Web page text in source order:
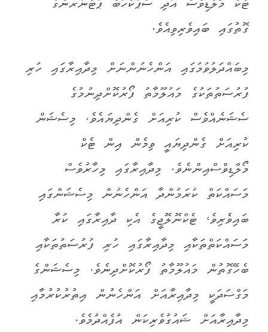
ޓެކް މޯލްޑިވްސް އަދި ސްޕާކްހަބް ޕާޓްނަރުންގެ
ގޮތުގައި ބައިވެރިވިއެވެ.
މިބައްދަލުވުމުގައި އަންހެނުންނަށް މިދާއިރާގައި ހުރި
ފުރުސަތުތަކުގެ މައުލޫމާތު ފޯރުކޮށްދިނުމުގެ
ސެޝަނެއްވެސް ކުރިއަށް ގެންދިޔައެވެ. މިސެޝަން
ކުރިއަށް ގެންދިޔައީ ވިމެން އިން ޓެކް
މޯލްޑިވްސްއިންނެވެ. މިދާއިރާގައި މިހާރުވެސް
މަސައްކަތް ކުރަމުންދާ އަންހެނުން މިސެޝަންގައި
ބައިވެރިވެ، ޓެކްނޮލޮޖީގެ އެކި ދާއިރާގައި ކުރާ
މަސައްކަތްތަކާއި މިދާއިރާގައި ހުރި ފުރުސަތުތަކާއި
ބެހޭގޮތުން މައުލޫމާތު ފޯރުކޮށްދިނެވެ. މިސެޝަންގެ
މަގްސަދަކީ މިދާއިރާއަށް އަންހެނުން އިތުރުކުރުމާއި
މިދާއިރާއަށް ޝައުގުވެރިކަން އުފެއްދުމެވެ.